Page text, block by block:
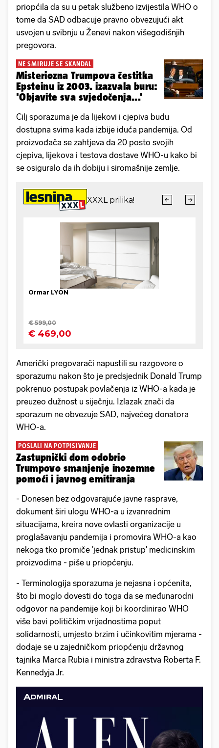
priopćila da su u petak službeno izvijestila WHO o
tome da SAD odbacuje pravno obvezujući akt
usvojen u svibnju u Ženevi nakon višegodišnjih
pregovora.
NE SMIRUJE SE SKANDAL
Misteriozna Trumpova čestitka
Epsteinu iz 2003. izazvala buru:
'Objavite sva svjedočenja...'
Cilj sporazuma je da lijekovi i cjepiva budu
dostupna svima kada izbije iduća pandemija. Od
proizvođača se zahtjeva da 20 posto svojih
cjepiva, lijekova i testova dostave WHO-u kako bi
se osiguralo da ih dobiju i siromašnije zemlje.
Američki pregovarači napustili su razgovore o
sporazumu nakon što je predsjednik Donald Trump
pokrenuo postupak povlačenja iz WHO-a kada je
preuzeo dužnost u siječnju. Izlazak znači da
sporazum ne obvezuje SAD, najvećeg donatora
WHO-a.
POSLALI NA POTPISIVANJE
Zastupnički dom odobrio
Trumpovo smanjenje inozemne
pomoći i javnog emitiranja
- Donesen bez odgovarajuće javne rasprave,
dokument širi ulogu WHO-a u izvanrednim
situacijama, kreira nove ovlasti organizacije u
proglašavanju pandemija i promovira WHO-a kao
nekoga tko promiče 'jednak pristup' medicinskim
proizvodima - piše u priopćenju.
- Terminologija sporazuma je nejasna i općenita,
što bi moglo dovesti do toga da se međunarodni
odgovor na pandemije koji bi koordinirao WHO
više bavi političkim vrijednostima poput
solidarnosti, umjesto brzim i učinkovitim mjerama -
dodaje se u zajedničkom priopćenju državnog
tajnika Marca Rubia i ministra zdravstva Roberta F.
Kennedyja Jr.